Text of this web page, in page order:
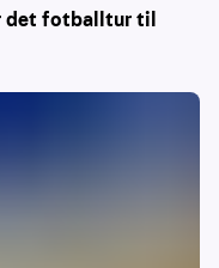
det fotballtur til